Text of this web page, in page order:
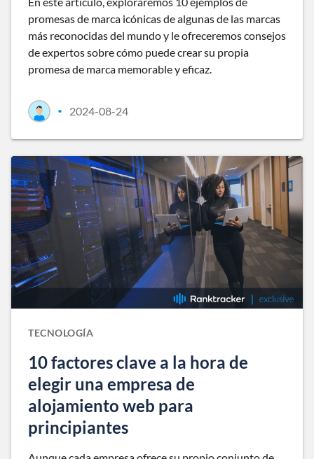
promesas de marca icónicas de algunas de las marcas
más reconocidas del mundo y le ofreceremos consejos
de expertos sobre cómo puede crear su propia
promesa de marca memorable y eficaz.
• 2024-08-24
TECNOLOGÍA
10 factores clave a la hora de
elegir una empresa de
alojamiento web para
principiantes